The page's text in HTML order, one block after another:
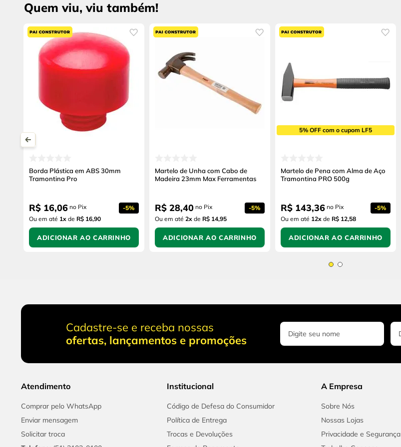
Quem viu, viu também!
Borda Plástica em ABS 30mm
Tramontina Pro
R$ 16,06 no Pix -5%
Ou em até 1x de R$ 16,90
ADICIONAR AO CARRINHO
Martelo de Unha com Cabo de
Madeira 23mm Max Ferramentas
R$ 28,40 no Pix -5%
Ou em até 2x de R$ 14,95
ADICIONAR AO CARRINHO
5% OFF com o cupom LF5
Martelo de Pena com Alma de Aço
Tramontina PRO 500g
R$ 143,36 no Pix -5%
Ou em até 12x de R$ 12,58
ADICIONAR AO CARRINHO
Cadastre-se e receba nossas
ofertas, lançamentos e promoções
Atendimento
Comprar pelo WhatsApp
Enviar mensagem
Solicitar troca
Institucional
Código de Defesa do Consumidor
Política de Entrega
Trocas e Devoluções
A Empresa
Sobre Nós
Nossas Lojas
Privacidade e Segurança